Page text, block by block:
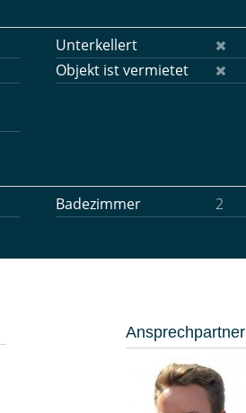
Unterkellert
Objekt ist vermietet
Badezimmer 2
Ansprechpartner